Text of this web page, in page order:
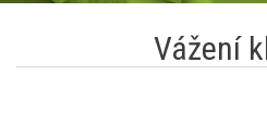
Vážení